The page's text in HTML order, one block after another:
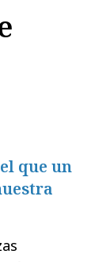
que un